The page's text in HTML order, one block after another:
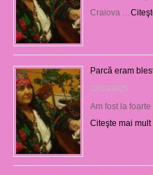
Craiova …
Parcă eram
12/03/2025
Am fost la
Citeşte mai mult